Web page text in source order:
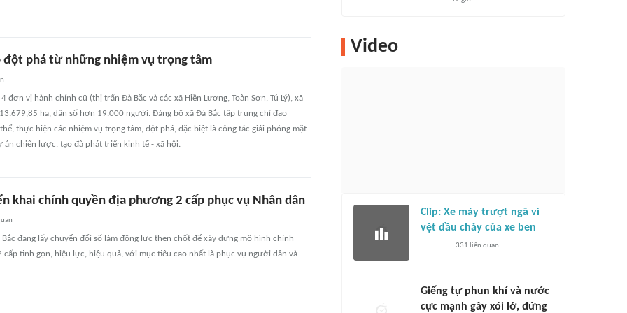
đột phá từ những nhiệm vụ trọng tâm
đơn vị hành chính cũ (thị trấn Đà Bắc và các xã Hiền Lương, Toàn Sơn, Tú Lý), xã
ha, dân số hơn 19.000 người. Đảng bộ xã Đà Bắc tập trung chỉ đạo
thực hiện các nhiệm vụ trọng tâm, đột phá, đặc biệt là công tác giải phóng mặt
án chiến lược, tạo đà phát triển kinh tế - xã hội.
khai chính quyền địa phương 2 cấp phục vụ Nhân dân
Bắc đang lấy chuyển đổi số làm động lực then chốt để xây dựng mô hình chính
cấp tinh gọn, hiệu lực, hiệu quả, với mục tiêu cao nhất là phục vụ người dân và
Video
Clip: Xe máy trượt ngã vì
vệt dầu chảy của xe ben
331 liên quan
Giếng tự phun khí và nước
cực mạnh gây xói lở, đứng